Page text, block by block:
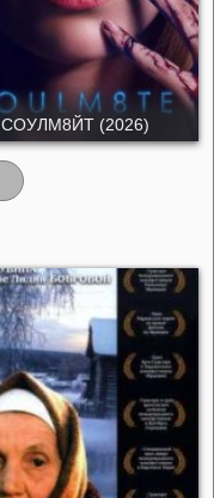
СОУЛМ8ЙТ (2026)